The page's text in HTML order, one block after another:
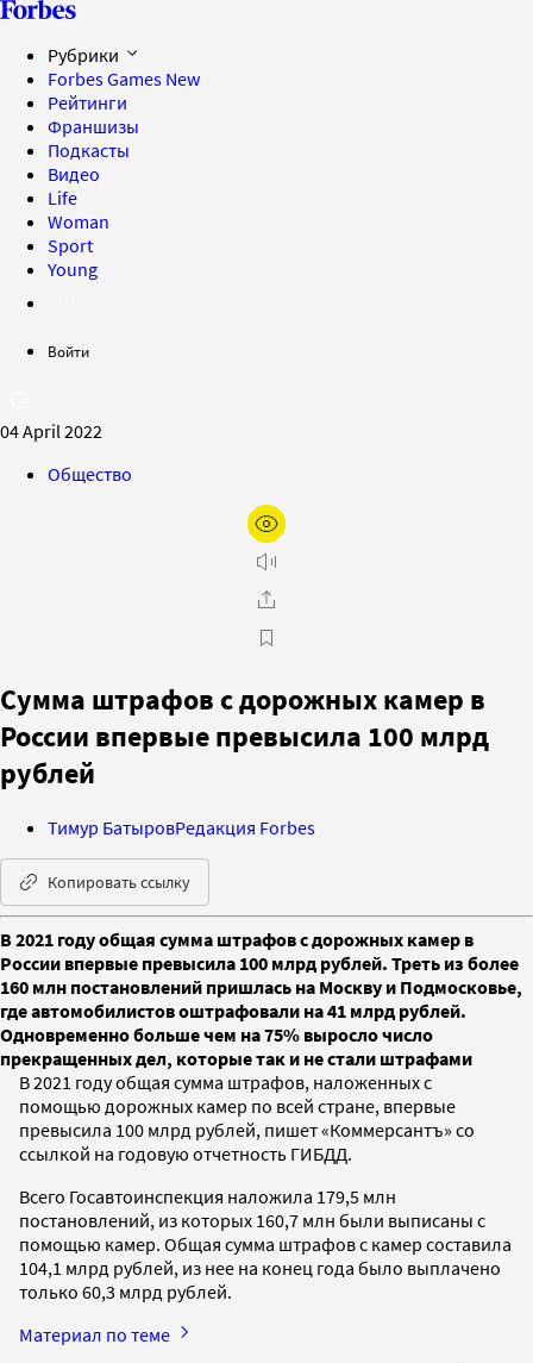
Рубрики
Forbes Games New
Рейтинги
Франшизы
Подкасты
Видео
Life
Woman
Sport
Young
Войти
04 April 2022
Общество
Сумма штрафов с дорожных камер в
России впервые превысила 100 млрд
рублей
Тимур БатыровРедакция Forbes
Копировать ссылку
В 2021 году общая сумма штрафов с дорожных камер в
России впервые превысила 100 млрд рублей. Треть из более
160 млн постановлений пришлась на Москву и Подмосковье,
где автомобилистов оштрафовали на 41 млрд рублей.
Одновременно больше чем на 75% выросло число
прекращенных дел, которые так и не стали штрафами
В 2021 году общая сумма штрафов, наложенных с
помощью дорожных камер по всей стране, впервые
превысила 100 млрд рублей, пишет «Коммерсантъ» со
ссылкой на годовую отчетность ГИБДД.
Всего Госавтоинспекция наложила 179,5 млн
постановлений, из которых 160,7 млн были выписаны с
помощью камер. Общая сумма штрафов с камер составила
104,1 млрд рублей, из нее на конец года было выплачено
только 60,3 млрд рублей.
Материал по теме